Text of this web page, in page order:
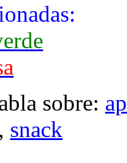
sobre:
, snack